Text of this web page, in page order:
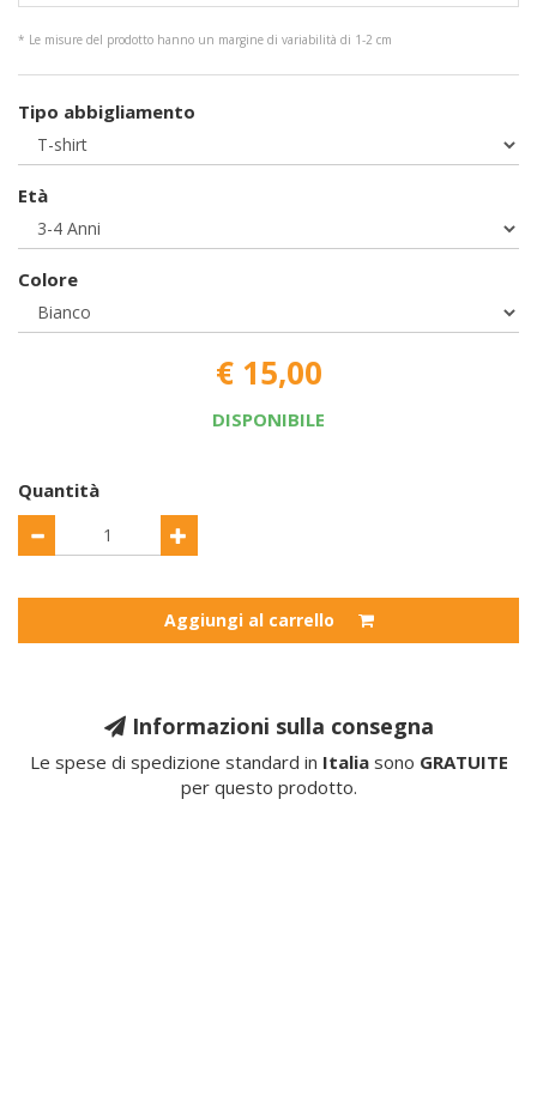
* Le misure del prodotto hanno un margine di variabilità di 1-2 cm
Tipo abbigliamento
Età
Colore
€ 15,00
DISPONIBILE
Quantità
Aggiungi al carrello
Informazioni sulla consegna
Le spese di spedizione standard in Italiasono GRATUITE
per questo prodotto.